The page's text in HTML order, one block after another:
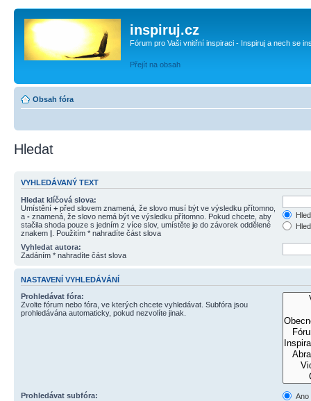
inspiruj.cz
Fórum pro Vaši vnitřní inspiraci - Inspiruj a nech se
Přejít na obsah
Obsah fóra
Hledat
VYHLEDÁVANÝ TEXT
Hledat klíčová slova:
Umístění + před slovem znamená, že slovo musí být ve výsledku přítomno,
a - znamená, že slovo nemá být ve výsledku přítomno. Pokud chcete, aby
stačila shoda pouze s jedním z více slov, umístěte je do závorek oddělené
znakem | . Použitím * nahradíte část slova
Vyhledat autora:
Zadáním * nahradíte část slova
NASTAVENÍ VYHLEDÁVÁNÍ
Prohledávat fóra:
Zvolte fórum nebo fóra, ve kterých chcete vyhledávat. Subfóra jsou
prohledávána automaticky, pokud nezvolíte jinak.
Prohledávat subfóra:
Ano